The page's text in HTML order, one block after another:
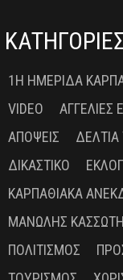
1Η ΗΜΕΡΊΔΑ
VIDEO
ΑΓΓΕΛΊΕΣ
ΑΠΌΨΕΙΣ
ΔΙΚΑΣΤΙΚΌ
ΚΑΡΠΑΘΙΑΚΆ
ΜΑΝΏΛΗΣ
ΠΟΛΙΤΙΣΜΌΣ